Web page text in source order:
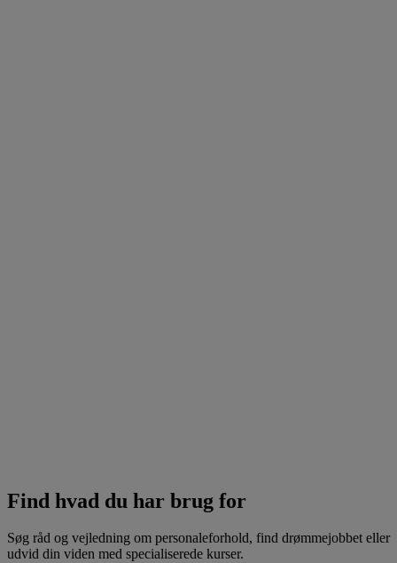
Find hvad du har brug for
Søg råd og vejledning om personaleforhold, find drømmejobbet eller
udvid din viden med specialiserede kurser.